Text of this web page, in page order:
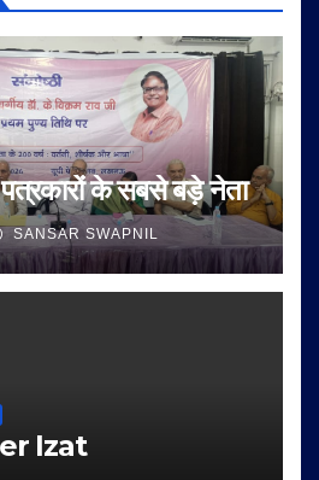
पत्रकारों के सबसे बड़े नेता
SANSAR SWAPNIL
Izat